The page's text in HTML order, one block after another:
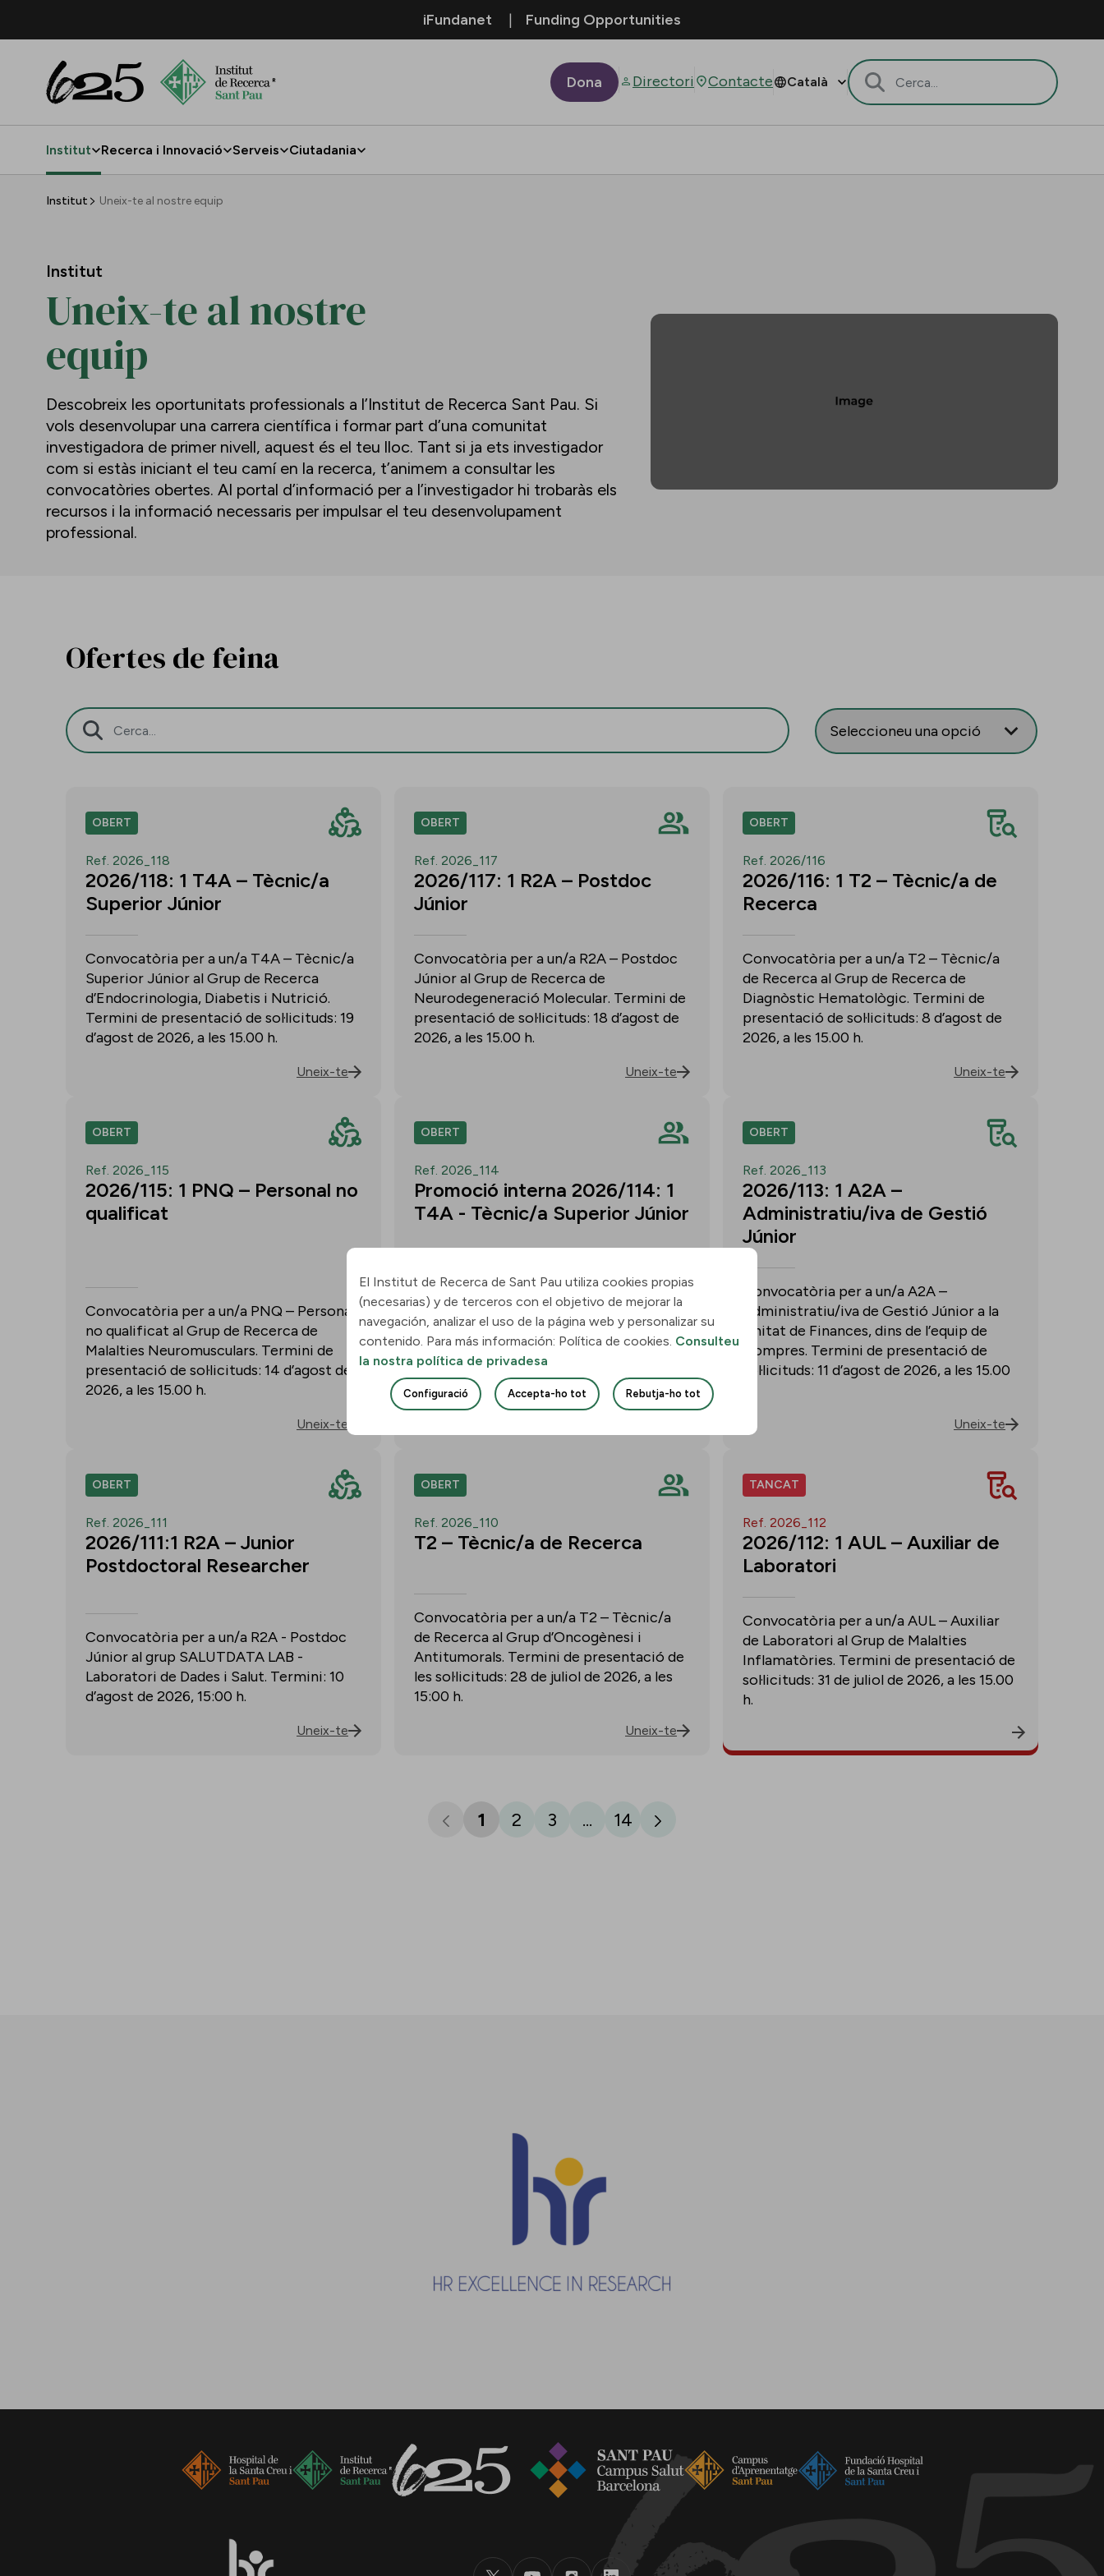
iFundanet Funding Opportunities
Dona Directori Contacte
Institut Recerca i Innovació Serveis Ciutadania
Institut Uneix-te al nostre equip
Institut
Uneix-te al nostre
equip
Descobreix les oportunitats professionals a l’Institut de Recerca Sant Pau. Si
vols desenvolupar una carrera científica i formar part d’una comunitat
investigadora de primer nivell, aquest és el teu lloc. Tant si ja ets investigador
com si estàs iniciant el teu camí en la recerca, t’animem a consultar les
convocatòries obertes. Al portal d’informació per a l’investigador hi trobaràs els
recursos i la informació necessaris per impulsar el teu desenvolupament
professional.
Ofertes de feina
Barra de cerca
OBERT
Ref. 2026_118
2026/118: 1 T4A – Tècnic/a
Superior Júnior
Convocatòria per a un/a T4A – Tècnic/a
Superior Júnior al Grup de Recerca
d’Endocrinologia, Diabetis i Nutrició.
Termini de presentació de sol·licituds: 19
d’agost de 2026, a les 15.00 h.
Uneix-te
OBERT
Ref. 2026_117
2026/117: 1 R2A – Postdoc
Júnior
Convocatòria per a un/a R2A – Postdoc
Júnior al Grup de Recerca de
Neurodegeneració Molecular. Termini de
presentació de sol·licituds: 18 d’agost de
2026, a les 15.00 h.
Uneix-te
OBERT
Ref. 2026/116
2026/116: 1 T2 – Tècnic/a de
Recerca
Convocatòria per a un/a T2 – Tècnic/a
de Recerca al Grup de Recerca de
Diagnòstic Hematològic. Termini de
presentació de sol·licituds: 8 d’agost de
2026, a les 15.00 h.
Uneix-te
OBERT
Ref. 2026_115
2026/115: 1 PNQ – Personal no
qualificat
Convocatòria per a un/a PNQ – Personal
no qualificat al Grup de Recerca de
Malalties Neuromusculars. Termini de
presentació de sol·licituds: 14 d’agost de
2026, a les 15.00 h.
Uneix-te
OBERT
Ref. 2026_114
Promoció interna 2026/114: 1
T4A - Tècnic/a Superior Júnior
Convocatòria per a un/a T4A - Tècnic/a
Superior Júnior al grup Neurobiologia de
les Demències - Multilingual Aphasia &
Dementia Research Lab. Termini: 11
d’agost de 2026, 15.00 h.
OBERT
Ref. 2026_113
2026/113: 1 A2A –
Administratiu/iva de Gestió
Júnior
Convocatòria per a un/a A2A –
Administratiu/iva de Gestió Júnior a la
Unitat de Finances, dins de l’equip de
Compres. Termini de presentació de
sol·licituds: 11 d’agost de 2026, a les 15.00
Uneix-te
OBERT
Ref. 2026_111
2026/111:1 R2A – Junior
Postdoctoral Researcher
Convocatòria per a un/a R2A - Postdoc
Júnior al grup SALUTDATA LAB -
Laboratori de Dades i Salut. Termini: 10
d’agost de 2026, 15:00 h.
Uneix-te
OBERT
Ref. 2026_110
T2 – Tècnic/a de Recerca
Convocatòria per a un/a T2 – Tècnic/a
de Recerca al Grup d’Oncogènesi i
Antitumorals. Termini de presentació de
les sol·licituds: 28 de juliol de 2026, a les
15:00 h.
Uneix-te
TANCAT
Ref. 2026_112
2026/112: 1 AUL – Auxiliar de
Laboratori
Convocatòria per a un/a AUL – Auxiliar
de Laboratori al Grup de Malalties
Inflamatòries. Termini de presentació de
sol·licituds: 31 de juliol de 2026, a les 15.00
h.
1 2 3 ... 14
El Institut de Recerca de Sant Pau utiliza cookies propias
(necesarias) y de terceros con el objetivo de mejorar la
navegación, analizar el uso de la página web y personalizar su
contenido. Para más información: Política de cookies. Consulteu
la nostra política de privadesa
Configuració Accepta-ho tot Rebutja-ho tot